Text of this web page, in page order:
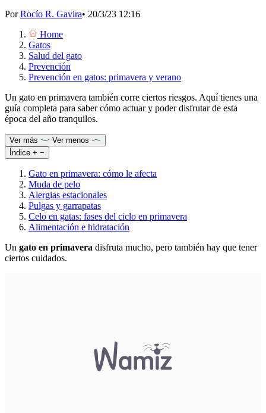
PorRocío R. Gavira• 20/3/23 12:16
Home
Gatos
Salud del gato
Prevención
Prevención en gatos: primavera y verano
Un gato en primavera también corre ciertos riesgos. Aquí tienes una
guía completa para saber cómo actuar y poder disfrutar de esta
época del año tranquilos.
Ver más
Ver menos
Índice + −
Gato en primavera: cómo le afecta
Muda de pelo
Alergias estacionales
Pulgas y garrapatas
Celo en gatas: fases del ciclo en primavera
Alimentación e hidratación
Un gato en primavera disfruta mucho, pero también hay que tener
ciertos cuidados.